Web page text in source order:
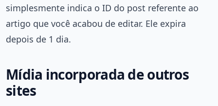
simplesmente indica o ID do post referente ao
artigo que você acabou de editar. Ele expira
depois de 1 dia.
Mídia incorporada de outros
sites